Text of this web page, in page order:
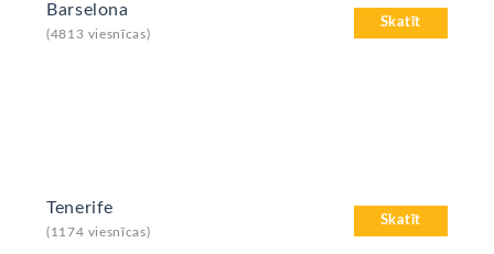
Skatīt
Barselona
(4813 viesnīcas)
Skatīt
Tenerife
(1174 viesnīcas)